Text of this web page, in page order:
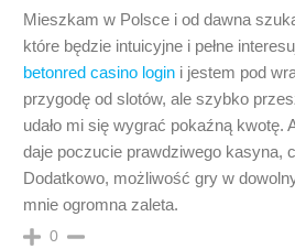
Mieszkam w Polsce i od dawna
które będzie intuicyjne i pełne
betonred casino login i jestem pod
przygodę od slotów, ale szybko
udało mi się wygrać pokaźną kwotę.
daje poczucie prawdziwego kasyna,
Dodatkowo, możliwość gry w
mnie ogromna zaleta.
0